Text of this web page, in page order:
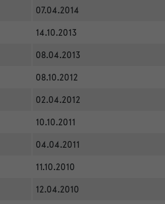
07.04.2014
14.10.2013
08.04.2013
08.10.2012
02.04.2012
10.10.2011
04.04.2011
11.10.2010
12.04.2010